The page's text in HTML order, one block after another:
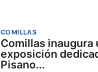
COMILLAS
Comillas inaugura
exposición
Pisano...